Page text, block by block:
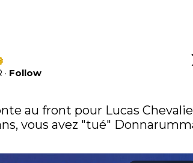
· Follow
au front pour Lucas